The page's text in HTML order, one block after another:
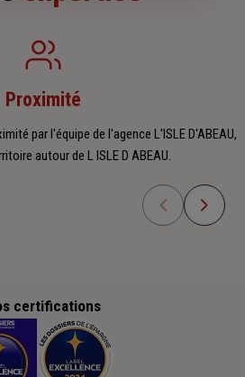
Proximité
par l'équipe de l'agence L'ISLE D'ABEAU,
autour de L ISLE D ABEAU.
certifications